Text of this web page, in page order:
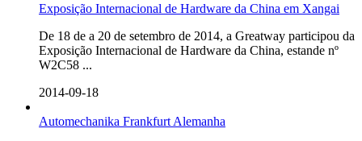
Exposição Internacional de Hardware da China em Xangai
De 18 de a 20 de setembro de 2014, a Greatway participou da
Exposição Internacional de Hardware da China, estande nº
W2C58 ...
2014-09-18
Automechanika Frankfurt Alemanha